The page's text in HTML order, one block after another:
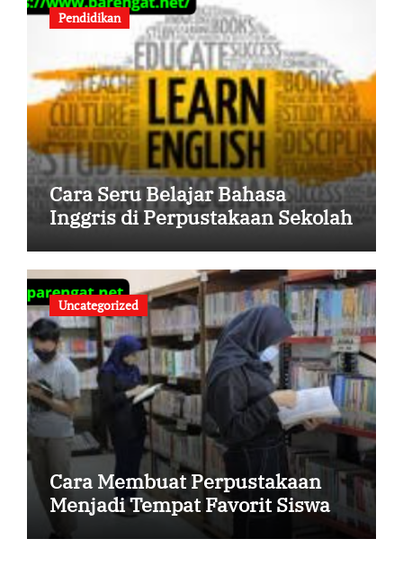
Pendidikan
Cara Seru Belajar Bahasa
Inggris di Perpustakaan Sekolah
Uncategorized
Cara Membuat Perpustakaan
Menjadi Tempat Favorit Siswa